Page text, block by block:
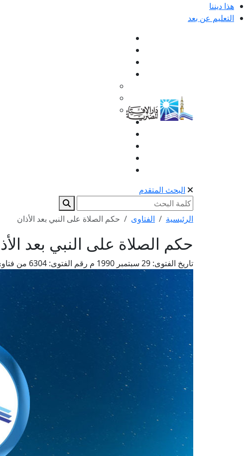
هذا ديننا
التعليم عن بعد
البحث المتقدم
الرئيسية الفتاوى حكم الصلاة على النبي بعد الأذان
حكم الصلاة على النبي بعد
تاريخ الفتوى: رقم الفتوى: من